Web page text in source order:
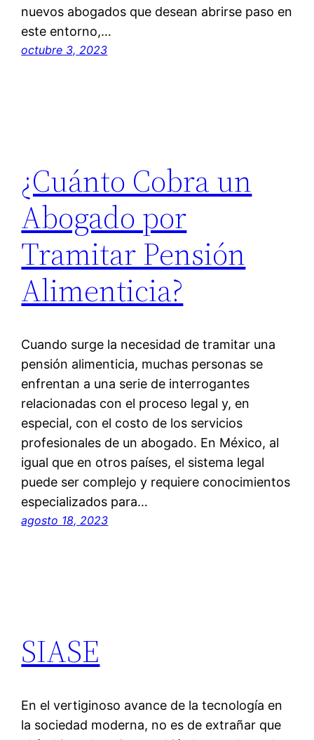
nuevos abogados que desean abrirse paso en
este entorno,…
octubre 3, 2023
¿Cuánto Cobra un
Abogado por
Tramitar Pensión
Alimenticia?
Cuando surge la necesidad de tramitar una
pensión alimenticia, muchas personas se
enfrentan a una serie de interrogantes
relacionadas con el proceso legal y, en
especial, con el costo de los servicios
profesionales de un abogado. En México, al
igual que en otros países, el sistema legal
puede ser complejo y requiere conocimientos
especializados para…
agosto 18, 2023
SIASE
En el vertiginoso avance de la tecnología en
la sociedad moderna, no es de extrañar que